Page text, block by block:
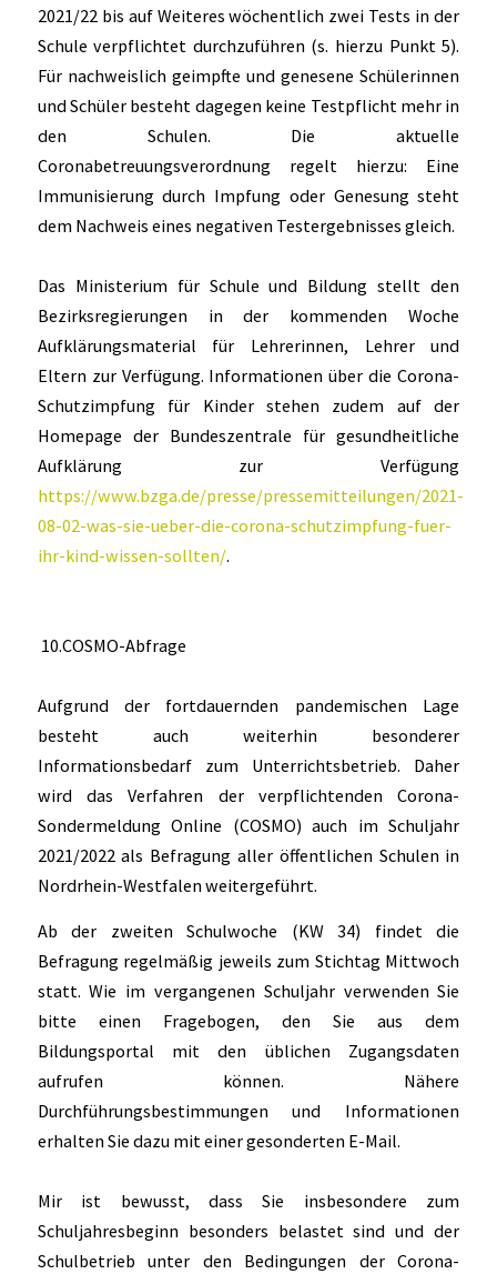
2021/22 bis auf Weiteres wöchentlich zwei Tests in der
Schule verpflichtet durchzuführen (s. hierzu Punkt 5).
Für nachweislich geimpfte und genesene Schülerinnen
und Schüler besteht dagegen keine Testpflicht mehr in
den Schulen. Die aktuelle
Coronabetreuungsverordnung regelt hierzu: Eine
Immunisierung durch Impfung oder Genesung steht
dem Nachweis eines negativen Testergebnisses gleich.
Das Ministerium für Schule und Bildung stellt den
Bezirksregierungen in der kommenden Woche
Aufklärungsmaterial für Lehrerinnen, Lehrer und
Eltern zur Verfügung. Informationen über die Corona-
Schutzimpfung für Kinder stehen zudem auf der
Homepage der Bundeszentrale für gesundheitliche
Aufklärung zur Verfügung
https://www.bzga.de/presse/pressemitteilungen/2021-
08-02-was-sie-ueber-die-corona-schutzimpfung-fuer-
ihr-kind-wissen-sollten/.
10.COSMO-Abfrage
Aufgrund der fortdauernden pandemischen Lage
besteht auch weiterhin besonderer
Informationsbedarf zum Unterrichtsbetrieb. Daher
wird das Verfahren der verpflichtenden Corona-
Sondermeldung Online (COSMO) auch im Schuljahr
2021/2022 als Befragung aller öffentlichen Schulen in
Nordrhein-Westfalen weitergeführt.
Ab der zweiten Schulwoche (KW 34) findet die
Befragung regelmäßig jeweils zum Stichtag Mittwoch
statt. Wie im vergangenen Schuljahr verwenden Sie
bitte einen Fragebogen, den Sie aus dem
Bildungsportal mit den üblichen Zugangsdaten
aufrufen können. Nähere
Durchführungsbestimmungen und Informationen
erhalten Sie dazu mit einer gesonderten E-Mail.
Mir ist bewusst, dass Sie insbesondere zum
Schuljahresbeginn besonders belastet sind und der
Schulbetrieb unter den Bedingungen der Corona-